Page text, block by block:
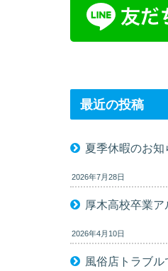
最近の投稿
夏季休暇のお知
2026年7月28日
厚木高校卒業
2026年4月10日
風俗店トラブ